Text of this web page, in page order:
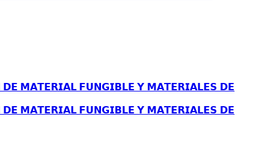
𝗠𝗔𝗧𝗘𝗥𝗜𝗔𝗟 𝗙𝗨𝗡𝗚𝗜𝗕𝗟𝗘 𝗬 𝗠𝗔𝗧𝗘𝗥𝗜𝗔𝗟𝗘𝗦 𝗗𝗘
𝗠𝗔𝗧𝗘𝗥𝗜𝗔𝗟 𝗙𝗨𝗡𝗚𝗜𝗕𝗟𝗘 𝗬 𝗠𝗔𝗧𝗘𝗥𝗜𝗔𝗟𝗘𝗦 𝗗𝗘